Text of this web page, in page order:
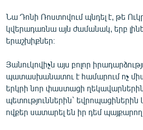
Նա Դոնի Ռոստովում պնդել է, թե
կվերադառնա այն ժամանակ, երբ
երաշխիքներ։
Յանուկովիչն այս բոլոր
պատասխանատու է համարում ոչ
երկրի նոր փաստացի
պետություններին` եվրոպացիներին
ովքեր սատարել են իր դեմ պայքարող